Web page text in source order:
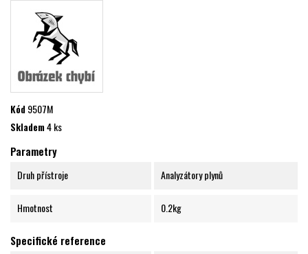
Kód9507M
Skladem4 ks
Parametry
Druh přístroje Analyzátory plynů
Hmotnost 0.2kg
Specifické reference